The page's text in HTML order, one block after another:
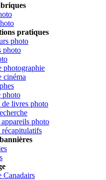
pratiques
photo
photo
photographie
cinéma
photo
de livres photo
photo
récapitulatifs
Canadairs